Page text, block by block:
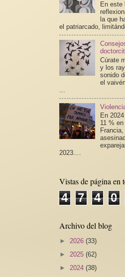
En este
la que
el patriarcado,
Cúrate
y los
sonido
el
En
11 %
2023....
Vistas de página en
4 7 4 0
Archivo del blog
► 2026 (33)
► 2025 (62)
► 2024 (38)